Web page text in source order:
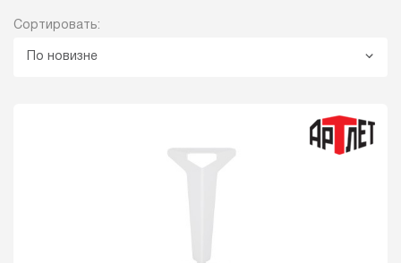
Сортировать:
По новизне